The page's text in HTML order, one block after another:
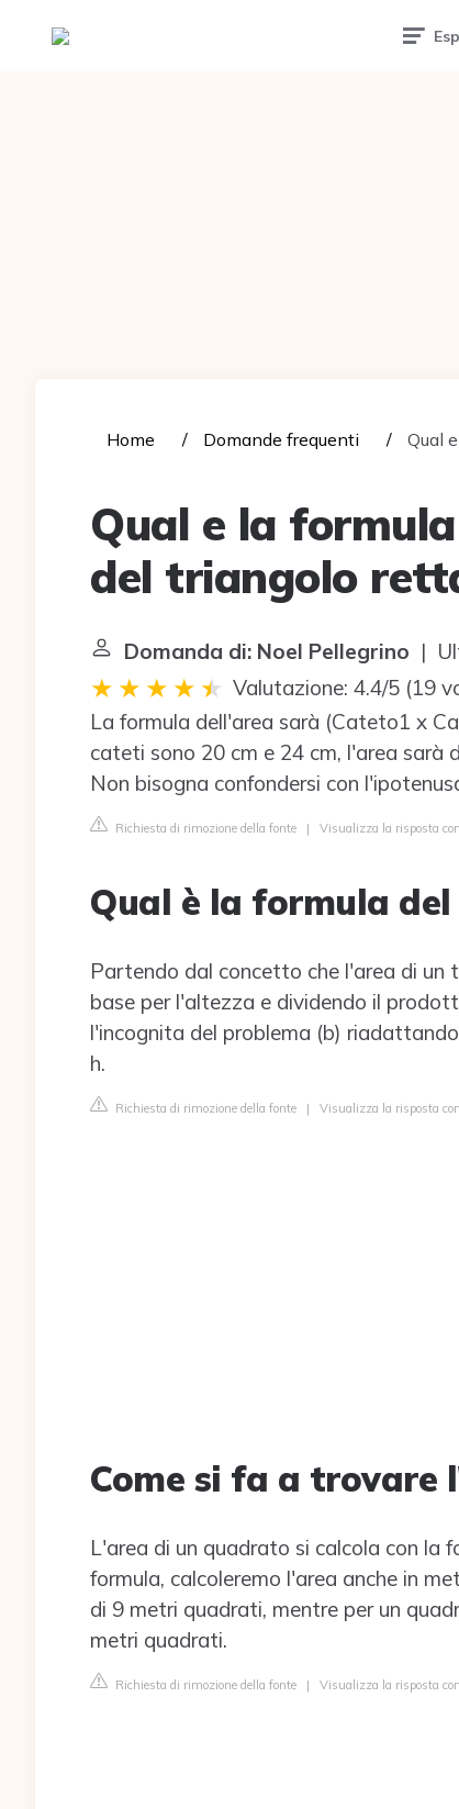
Tattoomuse.it
Home Domande frequenti Qual
Qual e la
del triangolo
Domanda di: Noel Pellegrino |
Valutazione: 4.4/5 (19
La formula dell'area sarà (Cateto1 x
cateti sono 20 cm e 24 cm, l'area sarà
Non bisogna confondersi con
Richiesta di rimozione della fonte | Visualizza la risposta
Qual è la formula
Partendo dal concetto che l'area di
base per l'altezza e dividendo il
l'incognita del problema (b)
h.
Richiesta di rimozione della fonte | Visualizza la risposta
Come si fa a trovare
L'area di un quadrato si calcola con la
formula, calcoleremo l'area anche in
di 9 metri quadrati, mentre per un
metri quadrati.
Richiesta di rimozione della fonte | Visualizza la risposta